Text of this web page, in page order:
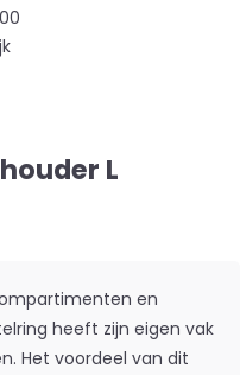
L
en
heeft zijn eigen vak
Het voordeel van dit